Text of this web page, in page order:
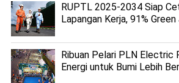
RUPTL 2025-2034 Siap
Lapangan Kerja, 91%
Ribuan Pelari PLN Electric
Energi untuk Bumi Lebih